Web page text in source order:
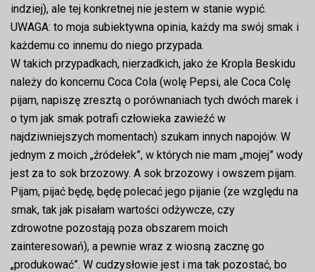
indziej), ale tej konkretnej nie jestem w stanie wypić.
UWAGA: to moja subiektywna opinia, każdy ma swój smak i
każdemu co innemu do niego przypada.
W takich przypadkach, nierzadkich, jako że Kropla Beskidu
należy do koncernu Coca Cola (wolę Pepsi, ale Coca Colę
pijam, napiszę zresztą o porównaniach tych dwóch marek i
o tym jak smak potrafi człowieka zawieźć w
najdziwniejszych momentach) szukam innych napojów. W
jednym z moich „źródełek”, w których nie mam „mojej” wody
jest za to sok brzozowy. A sok brzozowy i owszem pijam.
Pijam, pijać będę, będę polecać jego pijanie (ze względu na
smak, tak jak pisałam wartości odżywcze, czy
zdrowotne pozostają poza obszarem moich
zainteresowań), a pewnie wraz z wiosną zacznę go
„produkować”. W cudzysłowie jest i ma tak pozostać, bo